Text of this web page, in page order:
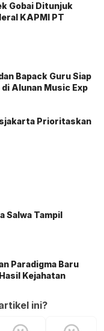
Gobai Ditunjuk
KAPMI PT
Bapack Guru Siap
Alunan Music Exp
Prioritaskan
Salwa Tampil
Paradigma Baru
Kejahatan
ini?